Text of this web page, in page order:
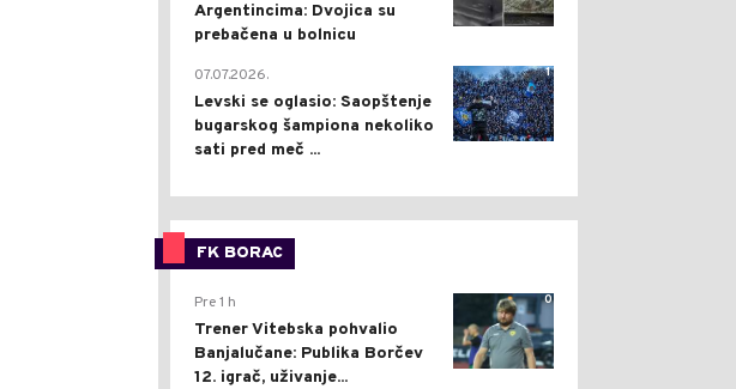
Argentincima: Dvojica su
prebačena u bolnicu
1
07.07.2026.
Levski se oglasio: Saopštenje
bugarskog šampiona nekoliko
sati pred meč ...
FK BORAC
0
Pre 1 h
Trener Vitebska pohvalio
Banjalučane: Publika Borčev
12. igrač, uživanje...